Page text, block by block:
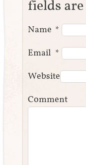
fields
Name *
Email *
Website
Comment